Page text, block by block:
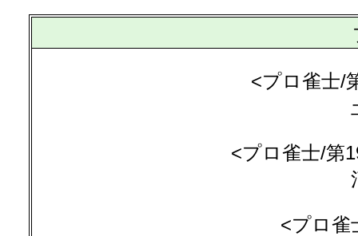
<プロ雀士/
<プロ雀士/第
<プロ雀